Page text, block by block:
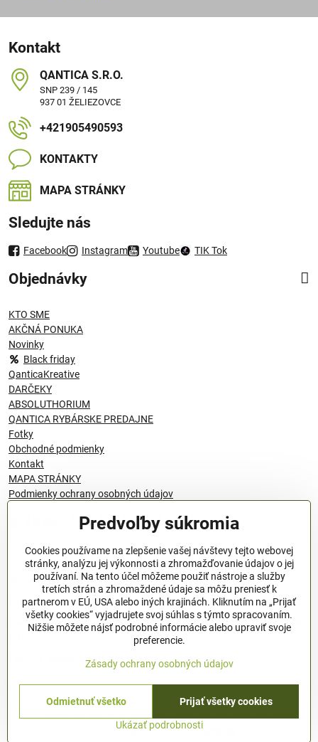
Kontakt
QANTICA S​.R​.O​.
SNP 239 / 145
937 01 ŽELIEZOVCE
+421905490593
KONTAKTY
MAPA STRÁNKY
Sledujte nás
Facebook Instagram Youtube TIK Tok
Objednávky
KTO SME
AKČNÁ PONUKA
Novinky
Black friday
QanticaKreative
DARČEKY
ABSOLUTHORIUM
QANTICA RYBÁRSKE PREDAJNE
Fotky
Obchodné podmienky
Kontakt
MAPA STRÁNKY
Podmienky ochrany osobných údajov
© 1996 - 2024 QANTICA S.R.O
Podmienky ochrany osobných údajov
OBCHODNÉ PODMIENKY
Všeobecné nariadenie o bezpečnosti produktov (GPSR), Regulation
Pravidlá spracovania recenzií
©
Copyright
Predvoľby súkromiaZásady ochrany osobných údajov
Vytvorené pomocou:BiznisWeb.sk
Predvoľby súkromia
Cookies používame na zlepšenie vašej návštevy tejto webovej
stránky, analýzu jej výkonnosti a zhromažďovanie údajov o jej
používaní. Na tento účel môžeme použiť nástroje a služby
tretích strán a zhromaždené údaje sa môžu preniesť k
partnerom v EÚ, USA alebo iných krajinách. Kliknutím na „Prijať
všetky cookies“ vyjadrujete svoj súhlas s týmto spracovaním.
Nižšie môžete nájsť podrobné informácie alebo upraviť svoje
preferencie.
Zásady ochrany osobných údajov
Ukázať podrobnosti
Prijať všetky cookies
Odmietnuť všetko